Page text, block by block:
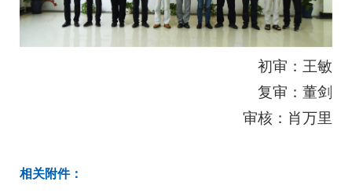
初审：王敏
复审：董剑
审核：肖万里
相关附件：